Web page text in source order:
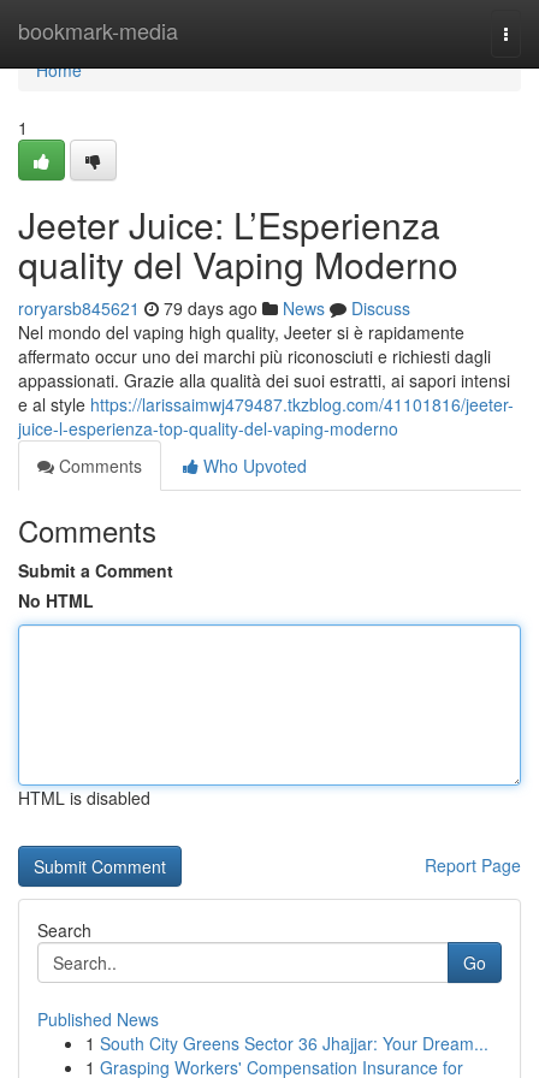
bookmark-media
Home
Home
1
Jeeter Juice: L’Esperienza
quality del Vaping Moderno
roryarsb845621 79 days ago News
Discuss
Nel mondo del vaping high quality, Jeeter si è rapidamente
affermato occur uno dei marchi più riconosciuti e richiesti dagli
appassionati. Grazie alla qualità dei suoi estratti, ai sapori intensi
e al style https://larissaimwj479487.tkzblog.com/41101816/jeeter-
juice-l-esperienza-top-quality-del-vaping-moderno
Comments
Who Upvoted
Comments
Submit a Comment
No HTML
HTML is disabled
Report Page
Search
Go
Published News
1 South City Greens Sector 36 Jhajjar: Your Dream...
1 Grasping Workers' Compensation Insurance for